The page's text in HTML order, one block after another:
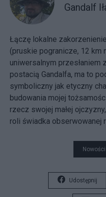
Gandalf
Łączę lokalne
(pruskie pogranicze, 12 km
uniwersalnym przesłaniem
postacią Gandalfa, ma to
symboliczny jak etyczny
budowania mojej
rzecz swojej małej
roli świadka obserwowanej
Udostępnij